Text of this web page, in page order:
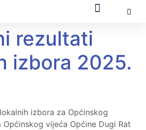
rezultati
izbora 2025.
izbora za Općinskog
Općinskog vijeća Općine Dugi Rat